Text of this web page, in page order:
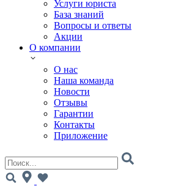
Услуги юриста
База знаний
Вопросы и ответы
Акции
О компании
О нас
Наша команда
Новости
Отзывы
Гарантии
Контакты
Приложение